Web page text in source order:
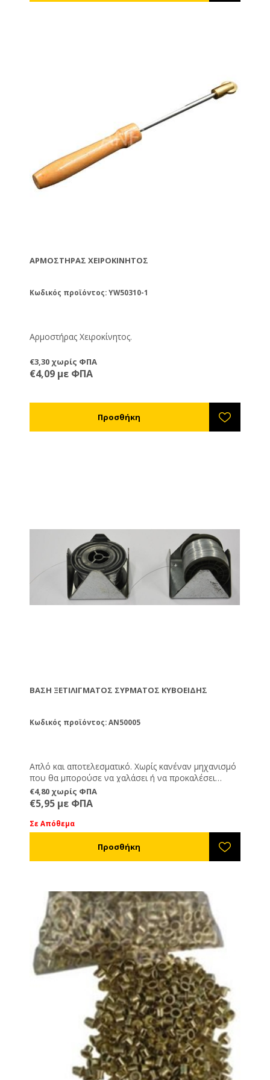
επιθυμητό σημείο ύστερα από 2`` έως 10`` ανάλογα
από το υλικό του σύρματος και τη διάμετρό του. Ο
μετασχηματιστής δεν είναι στεγανός. Δεν επιτρέπεται
η επαφή του με το νερό. Tip : Βοηθάει να έχετε το
πλαίσιο σε οριζόντια θέση και να έχετε τοποθετήσει
μία επίπεδη μη εύφλεκτη επιφάνεια από κάτω, με
μέγεθος μικρότερο του εσωτερικού του πλαισίου
έτσι ώστε να ακουμπάνε τα σύρματα πάνω. Έτσι δε
θα καταστρέψετε το τεχνητό φύλλο λόγω
υπερβολικής θέρμανσης ( λιώνει το φύλλο και
ΑΡΜΟΣΤΉΡΑΣ ΧΕΙΡΟΚΊΝΗΤΟΣ
Κωδικός προϊόντος: YW50310-1
Αρμοστήρας Χειροκίνητος.
€3,30 χωρίς ΦΠΑ
€4,09 με ΦΠΑ
ΒΆΣΗ ΞΕΤΙΛΊΓΜΑΤΟΣ ΣΎΡΜΑΤΟΣ ΚΥΒΟΕΙΔΉΣ
Κωδικός προϊόντος: AN50005
Απλό και αποτελεσματικό. Χωρίς κανέναν μηχανισμό
που θα μπορούσε να χαλάσει ή να προκαλέσει
πρόβλημα. Κατάλληλο για τα περισσότερα καρούλια.
€4,80 χωρίς ΦΠΑ
€5,95 με ΦΠΑ
Σε Απόθεμα